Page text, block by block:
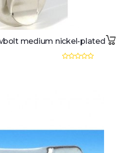
medium nickel-plated